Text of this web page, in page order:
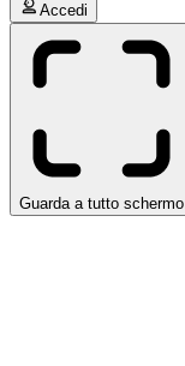
Accedi
Guarda a tutto schermo